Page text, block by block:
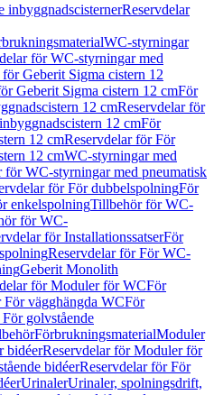
inbyggnadscisternerReservdelar
WC-styrningar
för WC-styrningar med
Geberit Sigma cistern 12
Geberit Sigma cistern 12 cmFör
12 cmReservdelar för
12 cmFör
12 cmReservdelar för För
12 cmWC-styrningar med
för WC-styrningar med pneumatisk
för För dubbelspolningFör
enkelspolningTillbehör för WC-
för WC-
för InstallationssatserFör
Reservdelar för För WC-
Geberit Monolith
för Moduler för WCFör
För vägghängda WCFör
golvstående
FörbrukningsmaterialModuler
bidéerReservdelar för Moduler för
bidéerReservdelar för För
UrinalerUrinaler, spolningsdrift,